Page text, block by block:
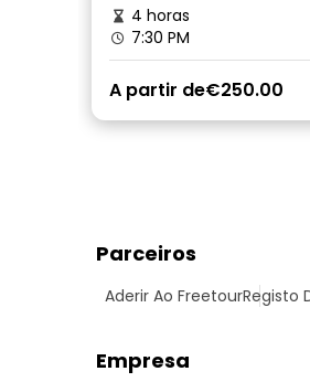
4 horas
7:30 PM
A partir de€250.00
Parceiros
Aderir Ao FreetourRegisto
Empresa